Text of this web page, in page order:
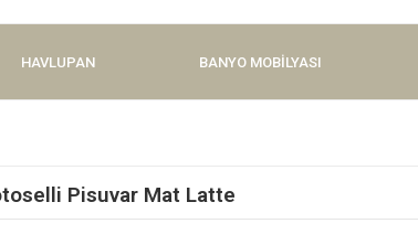
HAVLUPAN BANYO MOBİLYASI
Pisuvar Mat Latte